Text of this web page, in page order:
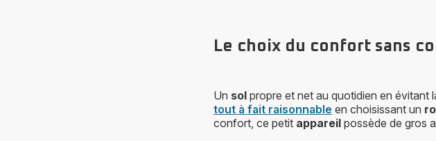
Le choix du confort sans
Un sol propre et net au quotidien en évitant
tout à fait raisonnable en choisissant un
confort, ce petit appareil possède de gros